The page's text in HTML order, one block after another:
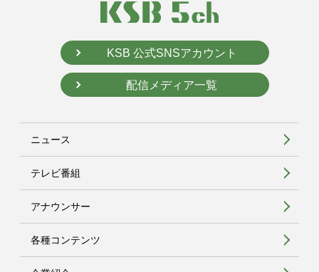
KSB 公式SNSアカウント
配信メディア一覧
ニュース
テレビ番組
アナウンサー
各種コンテンツ